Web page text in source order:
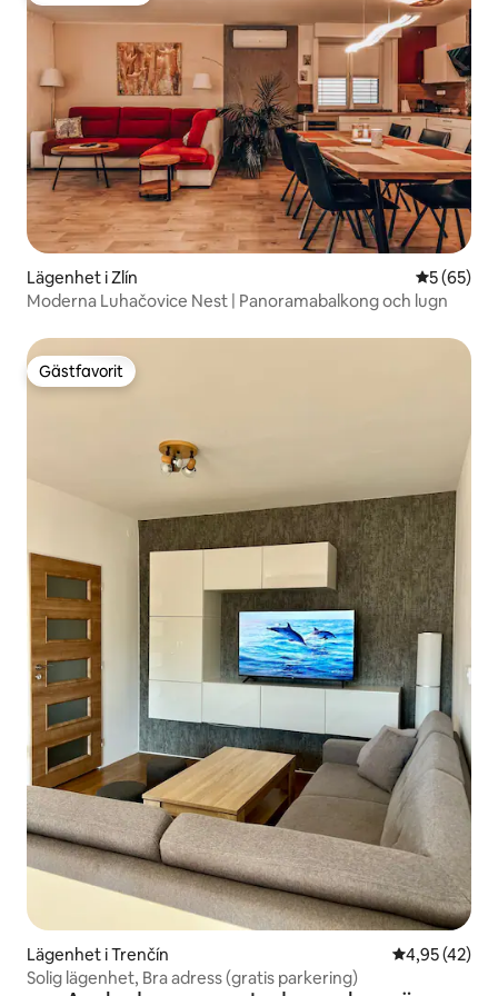
Lägenhet i Zlín 5 av 5 i
5 (65)
Moderna Luhačovice Nest | Panoramabalkong och lugn
Gästfavorit
Gästfavorit
Lägenhet i Trenčín 4,95 av 5 i
4,95 (42)
Solig lägenhet, Bra adress (gratis parkering)